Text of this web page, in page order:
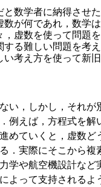
と数学者に納得させ
が何であれ，数学
虚数を使って問題
る難しい問題を考
い考え方を使って新
い，しかし，それが
例えば，方程式を
めていくと，虚数
．実際にそこから
学や航空機設計な
よって支持される